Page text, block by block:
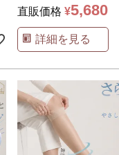
直販価格 ¥5,680
詳細を見る